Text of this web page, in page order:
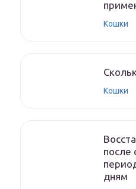
Кошки
Кошки
после
дням